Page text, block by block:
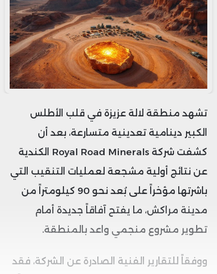
تشهد منطقة لالة عزيزة في قلب الأطلس
الكبير دينامية تعدينية متسارعة، بعد أن
كشفت شركة Royal Road Minerals الكندية
عن نتائج أولية مشجعة لعمليات التنقيب التي
باشرتها مؤخراً على بُعد نحو 90 كيلومتراً من
مدينة مراكش، ما يفتح آفاقاً جديدة أمام
تطوير مشروع منجمي واعد بالمنطقة.
ووفقاً للتقارير الفنية الصادرة عن الشركة، فقد